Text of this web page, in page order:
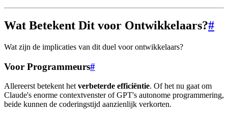
Wat Betekent Dit voor Ontwikkelaars?#
Wat zijn de implicaties van dit duel voor ontwikkelaars?
Voor Programmeurs#
Allereerst betekent het verbeterde efficiëntie. Of het nu gaat om
Claude's enorme contextvenster of GPT's autonome programmering,
beide kunnen de coderingstijd aanzienlijk verkorten.